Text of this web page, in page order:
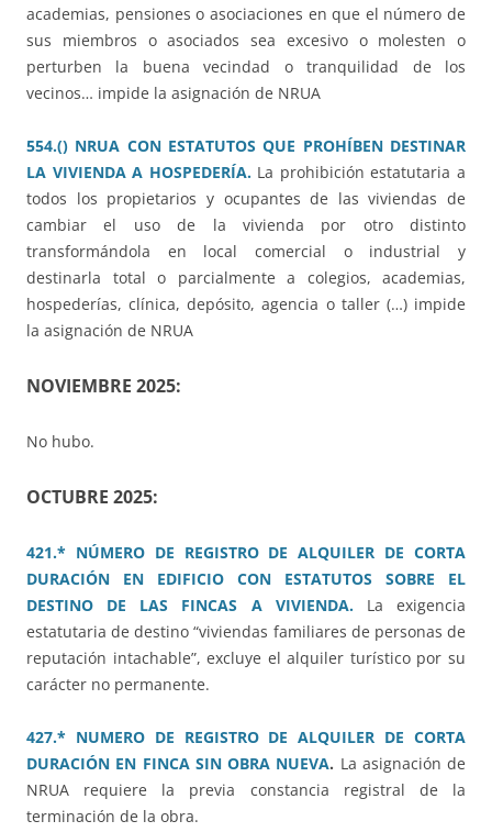
academias, pensiones o asociaciones en que el número de
sus miembros o asociados sea excesivo o molesten o
perturben la buena vecindad o tranquilidad de los
vecinos… impide la asignación de NRUA
554.() NRUA CON ESTATUTOS QUE PROHÍBEN DESTINAR
LA VIVIENDA A HOSPEDERÍA. La prohibición estatutaria a
todos los propietarios y ocupantes de las viviendas de
cambiar el uso de la vivienda por otro distinto
transformándola en local comercial o industrial y
destinarla total o parcialmente a colegios, academias,
hospederías, clínica, depósito, agencia o taller (…) impide
la asignación de NRUA
NOVIEMBRE 2025:
No hubo.
OCTUBRE 2025:
421.* NÚMERO DE REGISTRO DE ALQUILER DE CORTA
DURACIÓN EN EDIFICIO CON ESTATUTOS SOBRE EL
DESTINO DE LAS FINCAS A VIVIENDA.La exigencia
estatutaria de destino “viviendas familiares de personas de
reputación intachable”, excluye el alquiler turístico por su
carácter no permanente.
427.* NUMERO DE REGISTRO DE ALQUILER DE CORTA
DURACIÓN EN FINCA SIN OBRA NUEVA. La asignación de
NRUA requiere la previa constancia registral de la
terminación de la obra.